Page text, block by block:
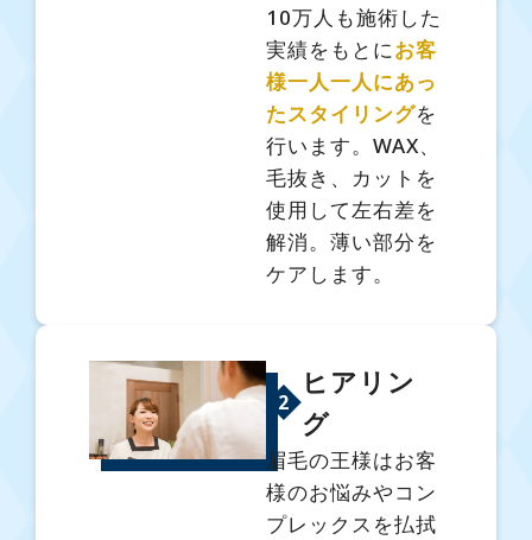
10万人も施術した
実績をもとにお客
様一人一人にあっ
たスタイリングを
行います。WAX、
毛抜き、カットを
使用して左右差を
解消。薄い部分を
ケアします。
2
ヒアリン
グ
眉毛の王様はお客
様のお悩みやコン
プレックスを払拭